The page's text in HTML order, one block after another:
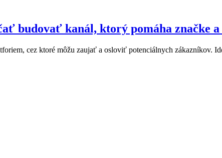
budovať kanál, ktorý pomáha značke
cez ktoré môžu zaujať a osloviť potenciálnych zákazníkov.